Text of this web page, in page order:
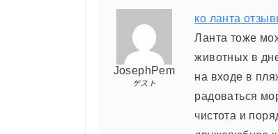
JosephPem
ゲスト
ко ланта
Ланта тоже
животных в
на входе в
радоваться
чистота и